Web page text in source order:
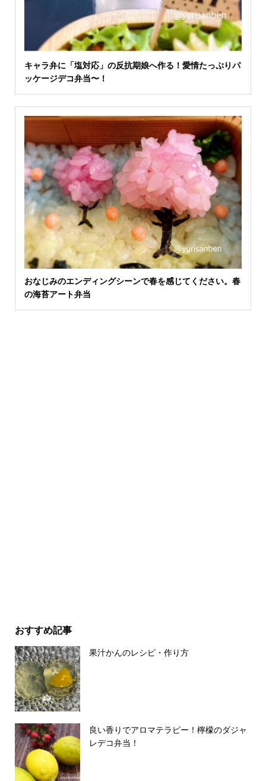
キャラ弁に「塩対応」の反抗期娘へ作る！愛情たっぷりパ
ッケージデコ弁当〜！
おなじみのエンディングシーンで春を感じてください。春
の海苔アート弁当
おすすめ記事
果汁かんのレシピ・作り方
良い香りでアロマテラピー！檸檬のダジャ
レデコ弁当！